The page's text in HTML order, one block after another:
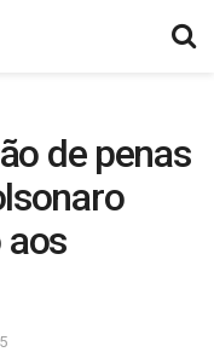
de penas
aos